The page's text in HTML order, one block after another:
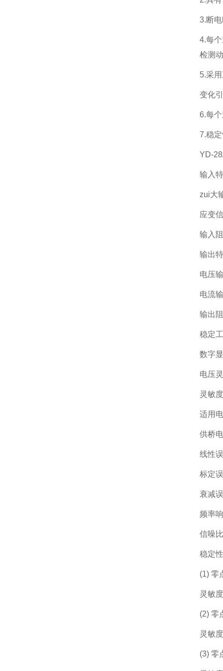
3.断
4.每
检测
5.采
变化
6.每
7.稳
YD-
输入
zui大
应变
输入
输出
电压
电流
输出
稳定
数字
电压
灵敏
适用
供桥
线性
标定
衰减
频率
信噪
稳定
(1) 零
灵敏
(2) 零
灵敏
(3) 零